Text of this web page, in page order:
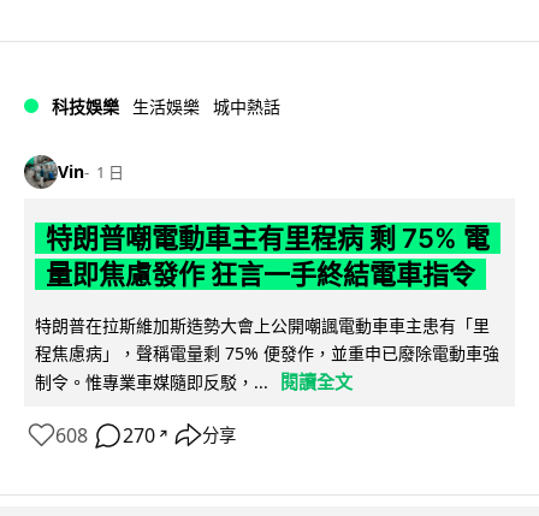
科技娛樂 生活娛樂 城中熱話
Vin 1 日
特朗普嘲電動車主有里程病 剩 75% 電
量即焦慮發作 狂言一手終結電車指令
特朗普在拉斯維加斯造勢大會上公開嘲諷電動車車主患有「里
程焦慮病」，聲稱電量剩 75% 便發作，並重申已廢除電動車強
制令。惟專業車媒隨即反駁，...
閱讀全文
608 270 ↗ 分享